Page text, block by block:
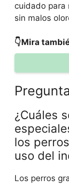
cuidado para
sin malos
👇Mira
¿Cuáles
los
uso del
Los perros